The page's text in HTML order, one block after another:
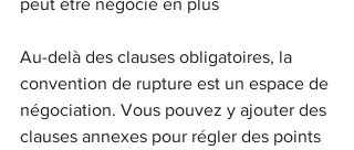
Au-delà des clauses obligatoires, la
convention de rupture est un espace de
négociation. Vous pouvez y ajouter des
clauses annexes pour régler des points